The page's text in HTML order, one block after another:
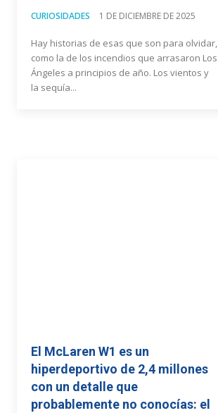
CURIOSIDADES 1 DE DICIEMBRE DE 2025
Hay historias de esas que son para olvidar,
como la de los incendios que arrasaron Los
Ángeles a principios de año. Los vientos y
la sequía...
El McLaren W1 es un
hiperdeportivo de 2,4 millones
con un detalle que
probablemente no conocías: el